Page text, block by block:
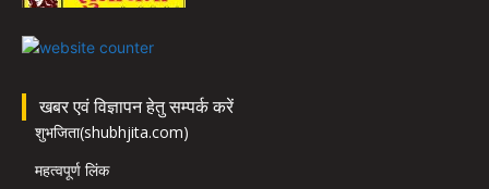
खबर एवं विज्ञापन हेतु सम्पर्क करें
शुभजिता(shubhjita.com)
महत्वपूर्ण लिंक